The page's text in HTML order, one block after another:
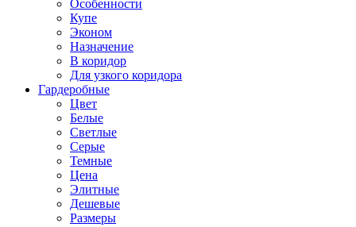
Особенности
Купе
Эконом
Назначение
В коридор
Для узкого коридора
Гардеробные
Цвет
Белые
Светлые
Серые
Темные
Цена
Элитные
Дешевые
Размеры